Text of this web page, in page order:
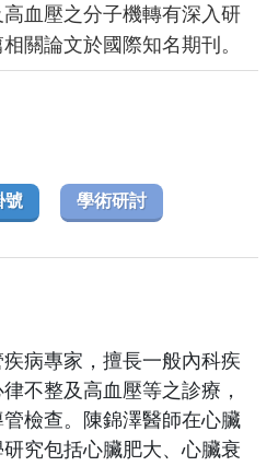
血壓之分子機轉有深入研
關論文於國際知名期刊。
號 學術研討
病專家，擅長一般內科疾
不整及高血壓等之診療，
檢查。陳錦澤醫師在心臟
究包括心臟肥大、心臟衰